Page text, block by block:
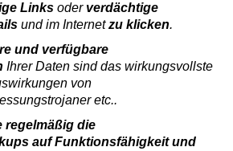
Links oder verdächtige
und im Internetzu klicken.
und verfügbare
Ihrer Daten sind das wirkungsvollste
von
etc..
regelmäßig die
auf Funktionsfähigkeit und